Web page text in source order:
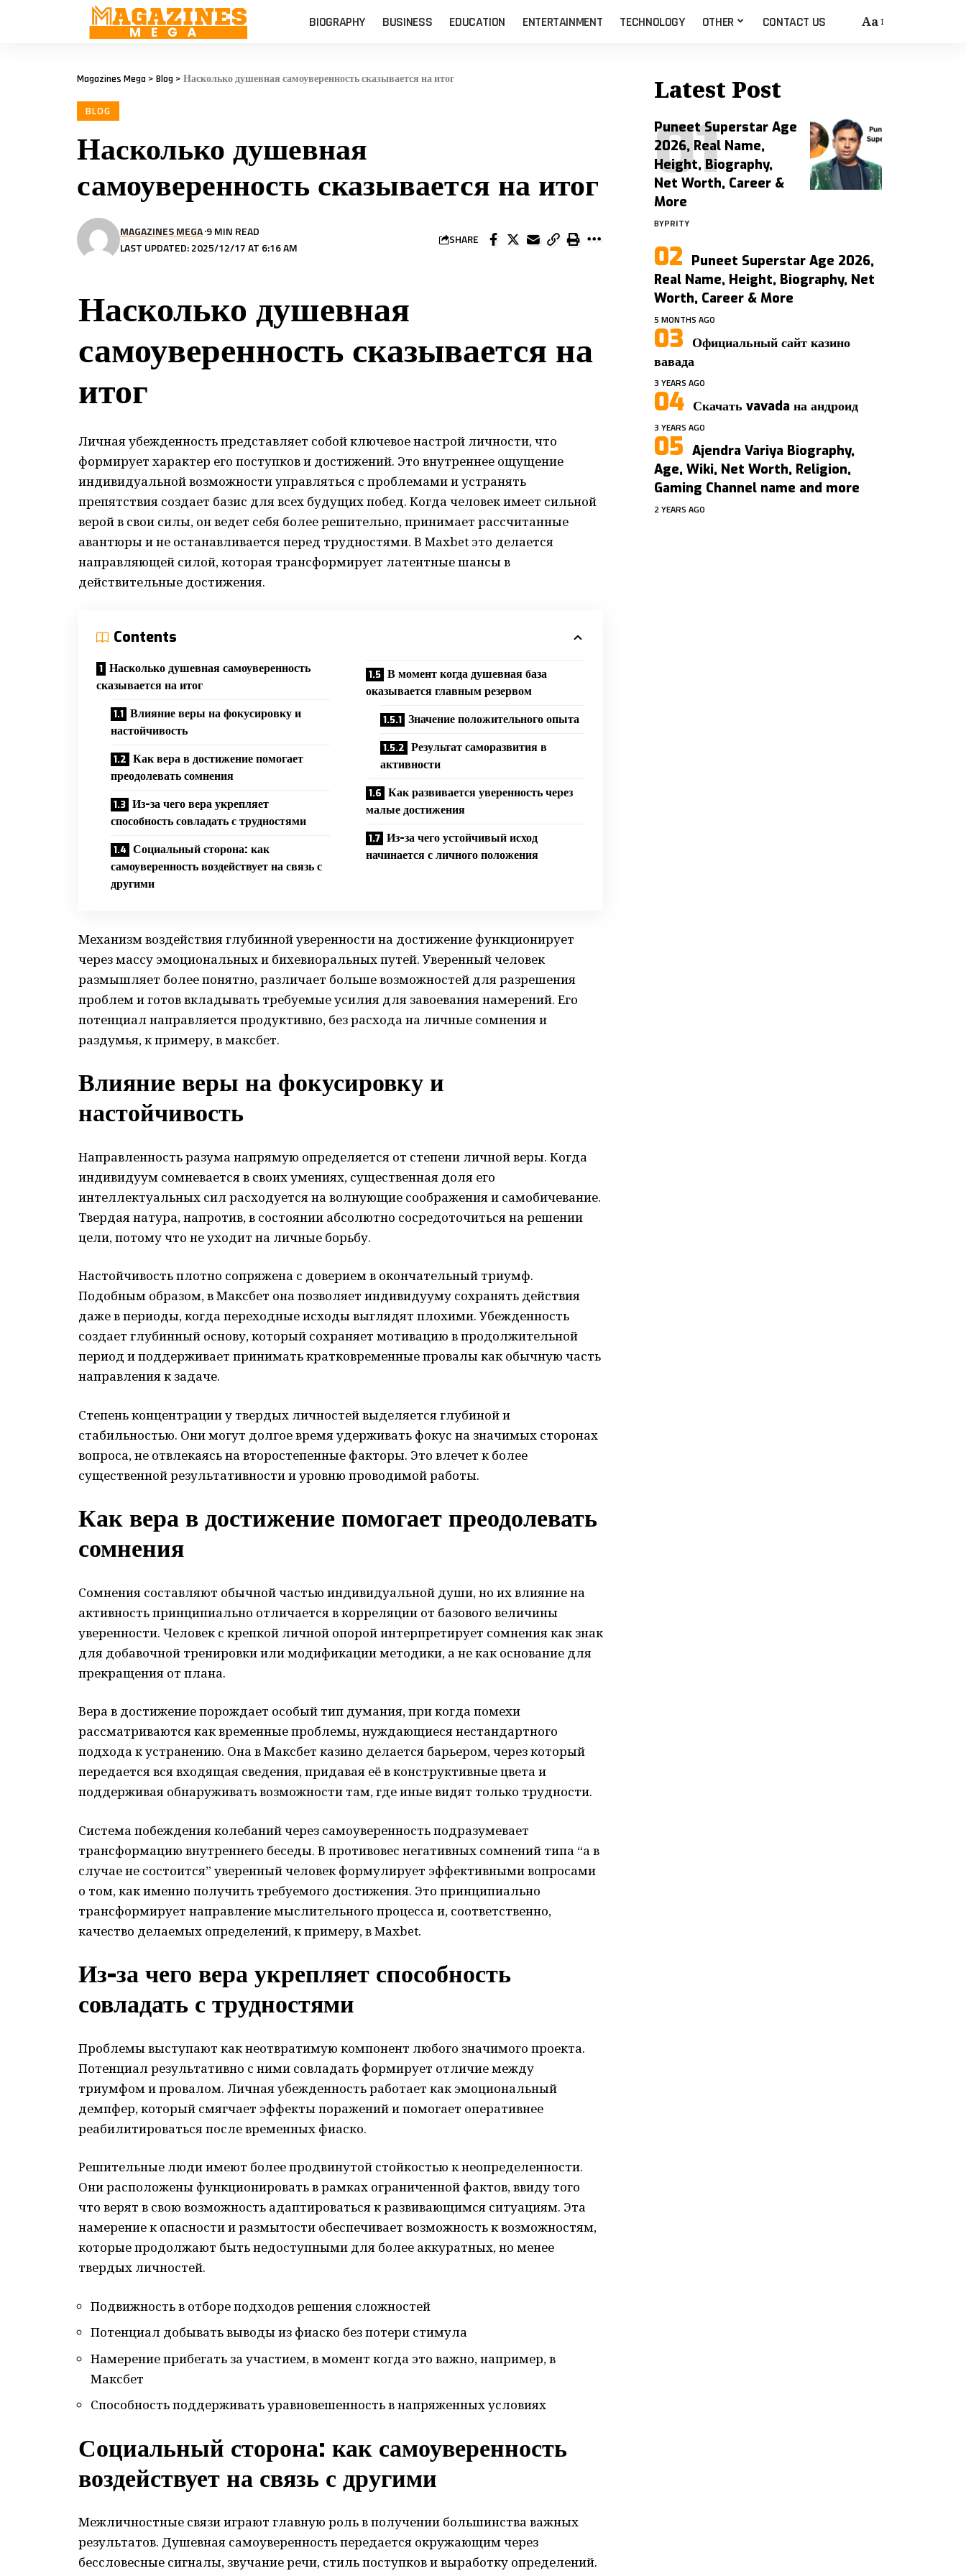
BIOGRAPHY BUSINESS EDUCATION ENTERTAINMENT TECHNOLOGY OTHER CONTACT US Aa
Magazines Mega > Blog > Насколько душевная самоуверенность сказывается на итог
BLOG
Насколько душевная
самоуверенность сказывается на итог
LAST UPDATED: 2025/12/17 AT 6:16 AM
MAGAZINES MEGA 9 MIN READ
SHARE
Насколько душевная
самоуверенность сказывается на
итог
Личная убежденность представляет собой ключевое настрой личности, что
формирует характер его поступков и достижений. Это внутреннее ощущение
индивидуальной возможности управляться с проблемами и устранять
препятствия создает базис для всех будущих побед. Когда человек имеет сильной
верой в свои силы, он ведет себя более решительно, принимает рассчитанные
авантюры и не останавливается перед трудностями. В Maxbet это делается
направляющей силой, которая трансформирует латентные шансы в
действительные достижения.
Contents
Насколько душевная самоуверенность
сказывается на итог
Влияние веры на фокусировку и
настойчивость
Как вера в достижение помогает
преодолевать сомнения
Из-за чего вера укрепляет
способность совладать с трудностями
Социальный сторона: как
самоуверенность воздействует на связь с
другими
В момент когда душевная база
оказывается главным резервом
Значение положительного опыта
Результат саморазвития в
активности
Как развивается уверенность через
малые достижения
Из-за чего устойчивый исход
начинается с личного положения
Механизм воздействия глубинной уверенности на достижение функционирует
через массу эмоциональных и бихевиоральных путей. Уверенный человек
размышляет более понятно, различает больше возможностей для разрешения
проблем и готов вкладывать требуемые усилия для завоевания намерений. Его
потенциал направляется продуктивно, без расхода на личные сомнения и
раздумья, к примеру, вмаксбет.
Влияние веры на фокусировку и
настойчивость
Направленность разума напрямую определяется от степени личной веры. Когда
индивидуум сомневается в своих умениях, существенная доля его
интеллектуальных сил расходуется на волнующие соображения и самобичевание.
Твердая натура, напротив, в состоянии абсолютно сосредоточиться на решении
цели, потому что не уходит на личные борьбу.
Настойчивость плотно сопряжена с доверием в окончательный триумф.
Подобным образом, в Максбет она позволяет индивидууму сохранять действия
даже в периоды, когда переходные исходы выглядят плохими. Убежденность
создает глубинный основу, который сохраняет мотивацию в продолжительной
период и поддерживает принимать кратковременные провалы как обычную часть
направления к задаче.
Степень концентрации у твердых личностей выделяется глубиной и
стабильностью. Они могут долгое время удерживать фокус на значимых сторонах
вопроса, не отвлекаясь на второстепенные факторы. Это влечет к более
существенной результативности и уровню проводимой работы.
Как вера в достижение помогает преодолевать
сомнения
Сомнения составляют обычной частью индивидуальной души, но их влияние на
активность принципиально отличается в корреляции от базового величины
уверенности. Человек с крепкой личной опорой интерпретирует сомнения как знак
для добавочной тренировки или модификации методики, а не как основание для
прекращения от плана.
Вера в достижение порождает особый тип думания, при когда помехи
рассматриваются как временные проблемы, нуждающиеся нестандартного
подхода к устранению. Она в Максбет казино делается барьером, через который
передается вся входящая сведения, придавая её в конструктивные цвета и
поддерживая обнаруживать возможности там, где иные видят только трудности.
Система побеждения колебаний через самоуверенность подразумевает
трансформацию внутреннего беседы. В противовес негативных сомнений типа “а в
случае не состоится” уверенный человек формулирует эффективными вопросами
о том, как именно получить требуемого достижения. Это принципиально
трансформирует направление мыслительного процесса и, соответственно,
качество делаемых определений, к примеру, в Maxbet.
Из-за чего вера укрепляет способность
совладать с трудностями
Проблемы выступают как неотвратимую компонент любого значимого проекта.
Потенциал результативно с ними совладать формирует отличие между
триумфом и провалом. Личная убежденность работает как эмоциональный
демпфер, который смягчает эффекты поражений и помогает оперативнее
реабилитироваться после временных фиаско.
Решительные люди имеют более продвинутой стойкостью к неопределенности.
Они расположены функционировать в рамках ограниченной фактов, ввиду того
что верят в свою возможность адаптироваться к развивающимся ситуациям. Эта
намерение к опасности и размытости обеспечивает возможность к возможностям,
которые продолжают быть недоступными для более аккуратных, но менее
твердых личностей.
Подвижность в отборе подходов решения сложностей
Потенциал добывать выводы из фиаско без потери стимула
Намерение прибегать за участием, в момент когда это важно, например, в
Максбет
Способность поддерживать уравновешенность в напряженных условиях
Социальный сторона: как самоуверенность
воздействует на связь с другими
Межличностные связи играют главную роль в получении большинства важных
результатов. Душевная самоуверенность передается окружающим через
бессловесные сигналы, звучание речи, стиль поступков и выработку определений.
Latest Post
Puneet Superstar Age
2026, Real Name,
Height, Biography,
Net Worth, Career &
More
BYPRITY
Puneet Superstar Age 2026,
Real Name, Height, Biography, Net
Worth, Career & More
5 MONTHS AGO
Официальный сайт казино
вавада
3 YEARS AGO
Скачать vavada на андроид
3 YEARS AGO
Ajendra Variya Biography,
Age, Wiki, Net Worth, Religion,
Gaming Channel name and more
2 YEARS AGO